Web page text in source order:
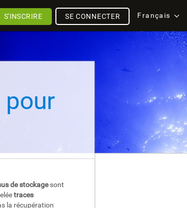
Français
SE CONNECTER
S'INSCRIRE
pour
de stockagesont
traces
la récupération